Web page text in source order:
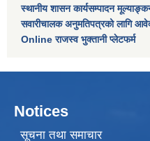
स्थानीय शासन कार्यसम्पादन
सवारीचालक अनुमतिपत्रको लागि
Online राजस्व भुक्तानी प्लेटफर्म
Notices
सूचना तथा समाचार